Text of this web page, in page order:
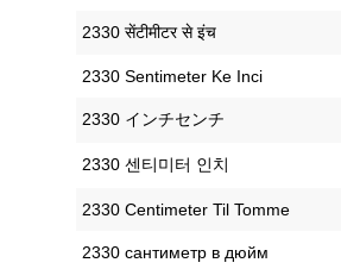
‎2330 सेंटीमीटर से इंच
‎2330 Sentimeter Ke Inci
‎2330 インチセンチ
‎2330 센티미터 인치
‎2330 Centimeter Til Tomme
‎2330 сантиметр в дюйм